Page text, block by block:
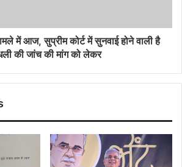
में आज, सुप्रीम कोर्ट में सुनवाई होने वाली है
की जांच की मांग को लेकर